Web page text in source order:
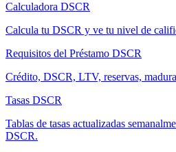
Calculadora DSCR
Calcula tu DSCR y ve tu nivel de
Requisitos del Préstamo DSCR
Crédito, DSCR, LTV, reservas,
Tasas DSCR
Tablas de tasas actualizadas
DSCR.